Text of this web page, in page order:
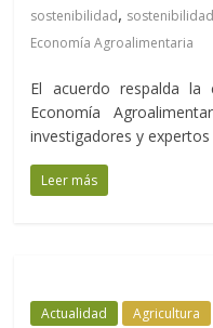
sostenibilidad,
Economía Agroalimentaria
El acuerdo respalda la
Economía
investigadores y expertos
Leer más
Actualidad Agricultura